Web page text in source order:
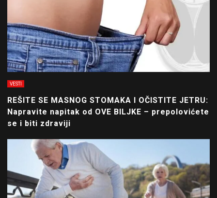
VESTI
REŠITE SE MASNOG STOMAKA I OČISTITE JETRU:
Napravite napitak od OVE BILJKE – prepolovićete
se i biti zdraviji